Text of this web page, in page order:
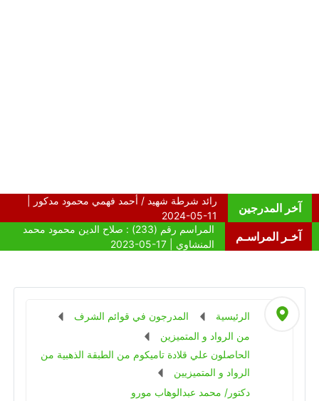
آخر المدرجين
آخـر المراسـم
الرئيسية
المدرجون في قوائم الشرف
من الرواد و المتميزين
الحاصلون علي قلادة تاميكوم من الطبقة الذهبية من
الرواد و المتميزيين
دكتور/ محمد عبدالوهاب مورو